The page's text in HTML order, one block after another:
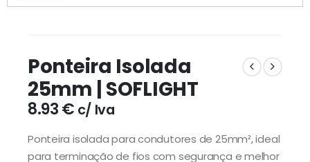
Ponteira Isolada
25mm | SOFLIGHT
8.93€ c/ Iva
Ponteira isolada para condutores de 25mm², ideal
para terminação de fios com segurança e melhor